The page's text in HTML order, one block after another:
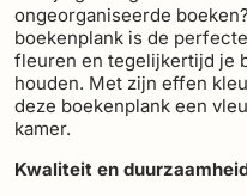
ongeorganiseerde
boekenplank is de
fleuren en tegelijkertijd je
houden. Met zijn effen
deze boekenplank een
kamer.
Kwaliteit en